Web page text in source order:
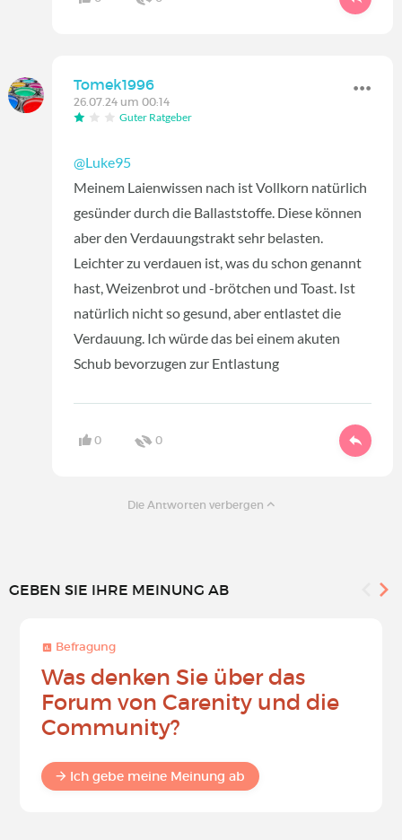
Tomek1996
26.07.24 um 00:14
Guter Ratgeber
@Luke95
Meinem Laienwissen nach ist Vollkorn natürlich
gesünder durch die Ballaststoffe. Diese können
aber den Verdauungstrakt sehr belasten.
Leichter zu verdauen ist, was du schon genannt
hast, Weizenbrot und -brötchen und Toast. Ist
natürlich nicht so gesund, aber entlastet die
Verdauung. Ich würde das bei einem akuten
Schub bevorzugen zur Entlastung
0 0
Die Antworten verbergen
GEBEN SIE IHRE MEINUNG AB
Befragung
Was denken Sie über das
Forum von Carenity und die
Community?
Ich gebe meine Meinung ab